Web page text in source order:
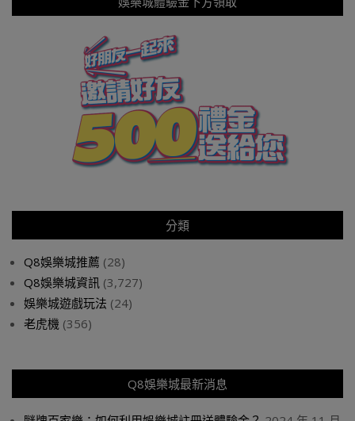
分類
Q8娛樂城推薦 (28)
Q8娛樂城資訊 (3,727)
娛樂城遊戲玩法 (24)
老虎機 (356)
Q8娛樂城最新消息